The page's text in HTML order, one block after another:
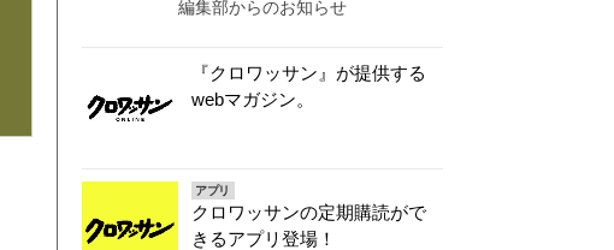
編集部からのお知らせ
『クロワッサン』が提供する
webマガジン。
アプリ
クロワッサンの定期購読がで
きるアプリ登場！